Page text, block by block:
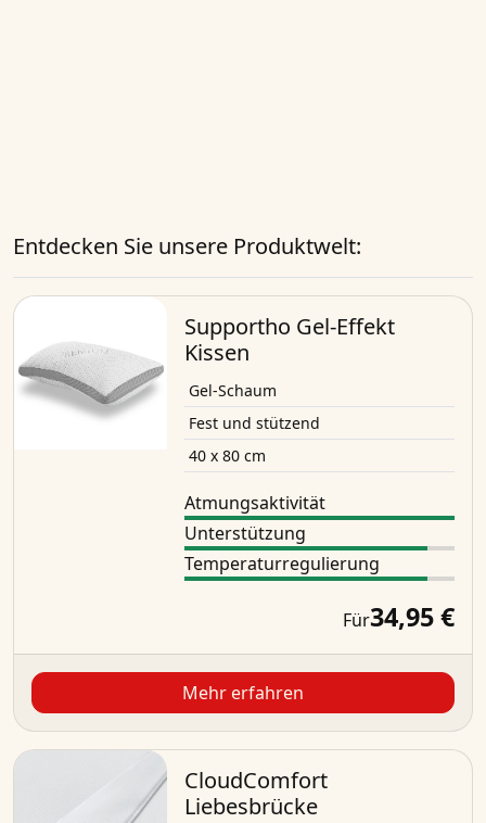
Entdecken Sie unsere Produktwelt:
Supportho Gel-Effekt
Kissen
Gel-Schaum
Fest und stützend
40 x 80 cm
Atmungsaktivität
Unterstützung
Temperaturregulierung
Für34,95 €
Mehr erfahren
CloudComfort
Liebesbrücke